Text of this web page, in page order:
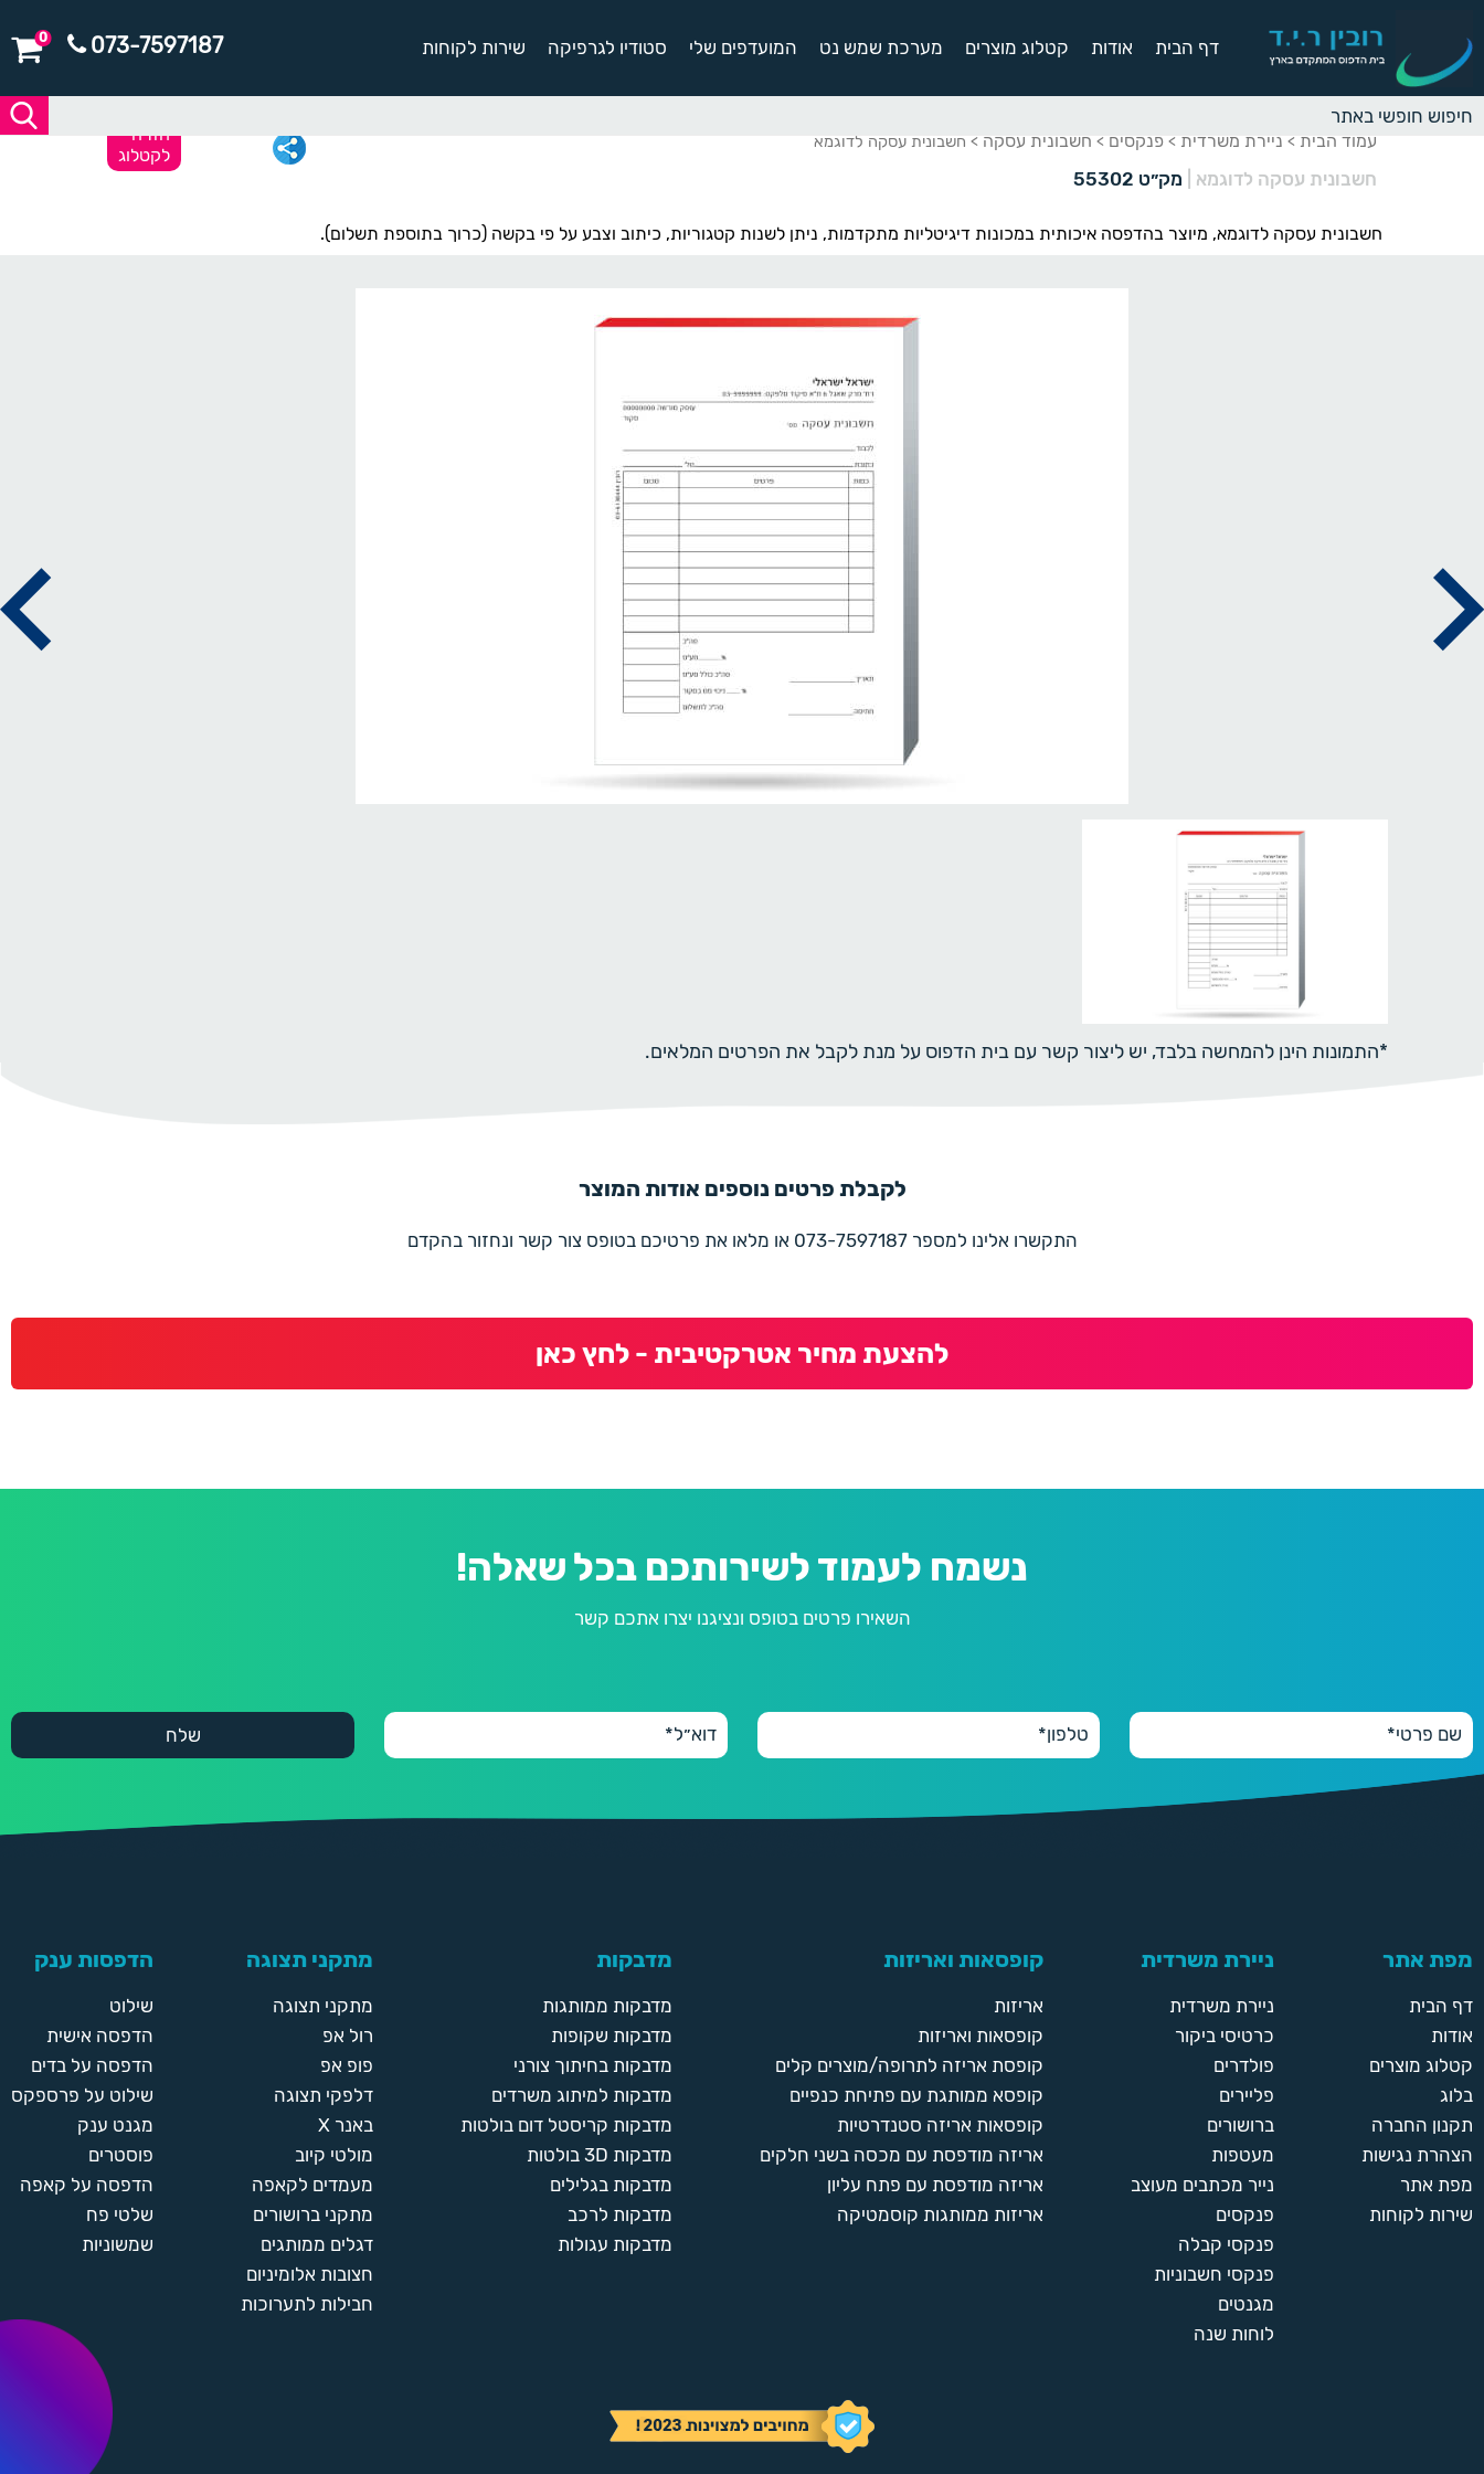
דף הבית אודות קטלוג מוצרים מערכת שמש נט המועדפים שלי סטודיו לגרפיקה שירות לקוחות 073-7597187
0
עמוד הבית > ניירת משרדית > פנקסים > חשבונית עסקה > חשבונית עסקה לדוגמא
חשבונית עסקה לדוגמא מק״ט 55302
חזרה
לקטלוג
חשבונית עסקה לדוגמא, מיוצר בהדפסה איכותית במכונות דיגיטליות מתקדמות, ניתן לשנות קטגוריות, כיתוב וצבע על פי בקשה (כרוך בתוספת תשלום).
*התמונות הינן להמחשה בלבד, יש ליצור קשר עם בית הדפוס על מנת לקבל את הפרטים המלאים.
לקבלת פרטים נוספים אודות המוצר
התקשרו אלינו למספר 073-7597187 או מלאו את פרטיכם בטופס צור קשר ונחזור בהקדם
להצעת מחיר אטרקטיבית - לחץ כאן
נשמח לעמוד לשירותכם בכל שאלה!
השאירו פרטים בטופס ונציגנו יצרו אתכם קשר
מפת אתר
דף הבית
אודות
קטלוג מוצרים
בלוג
תקנון החברה
הצהרת נגישות
מפת אתר
שירות לקוחות
ניירת משרדית
ניירת משרדית
כרטיסי ביקור
פולדרים
פליירים
ברושורים
מעטפות
נייר מכתבים מעוצב
פנקסים
פנקסי קבלה
פנקסי חשבוניות
מגנטים
לוחות שנה
קופסאות ואריזות
אריזות
קופסאות ואריזות
קופסת אריזה לתרופה/מוצרים קלים
קופסא ממותגת עם פתיחת כנפיים
קופסאות אריזה סטנדרטיות
אריזה מודפסת עם מכסה בשני חלקים
אריזה מודפסת עם פתח עליון
אריזות ממותגות קוסמטיקה
מדבקות
מדבקות ממותגות
מדבקות שקופות
מדבקות בחיתוך צורני
מדבקות למיתוג משרדים
מדבקות קריסטל דום בולטות
מדבקות 3D בולטות
מדבקות בגלילים
מדבקות לרכב
מדבקות עגולות
מתקני תצוגה
מתקני תצוגה
רול אפ
פופ אפ
דלפקי תצוגה
באנר X
מולטי קיוב
מעמדים לקאפה
מתקני ברושורים
דגלים ממותגים
חצובות אלומיניום
חבילות לתערוכות
הדפסות ענק
שילוט
הדפסה אישית
הדפסה על בדים
שילוט על פרספקס
מגנט ענק
פוסטרים
הדפסה על קאפה
שלטי פח
שמשוניות